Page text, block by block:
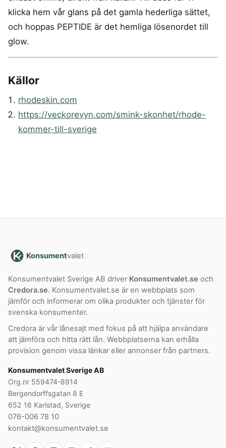
klicka hem vår glans på det gamla hederliga sättet,
och hoppas PEPTIDE är det hemliga lösenordet till
glow.
Källor
rhodeskin.com
https://veckorevyn.com/smink-skonhet/rhode-
kommer-till-sverige
Konsumentvalet
Konsumentvalet Sverige AB driver Konsumentvalet.se och
Credora.se. Konsumentvalet.se är en webbplats som
jämför och informerar om olika produkter och tjänster för
svenska konsumenter.
Credora är vår lånesajt med fokus på att hjälpa användare
att jämföra och hitta rätt lån. Webbplatserna kan erhålla
provision genom vissa länkar eller annonser från partners.
Konsumentvalet Sverige AB
Org.nr 559474-8914
Bergendorffsgatan 8 E
652 16 Karlstad, Sverige
076-006 78 10
kontakt@konsumentvalet.se